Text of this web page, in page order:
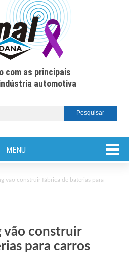
com as principais
automotiva
MENU
vão construir fábrica de baterias para
vão construir
para carros